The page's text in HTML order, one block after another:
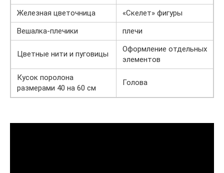
Железная цветочница
«Скелет» фигуры
Вешалка-плечики
плечи
Цветные нити и пуговицы
Оформление отдельных
элементов
Кусок поролона
размерами 40 на 60 см
Голова